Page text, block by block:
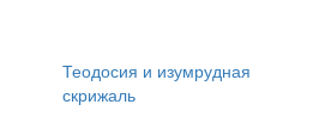
Теодосия и изумрудная
скрижаль